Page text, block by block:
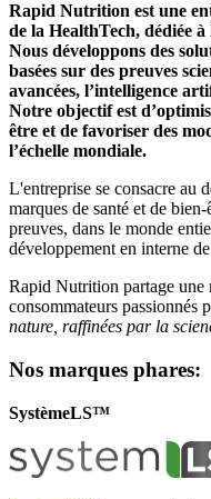
Rapid Nutrition est une
de la HealthTech, dédiée
Nous développons des
basées sur des preuves
avancées, l’intelligence
Notre objectif est
être et de favoriser des
l’échelle mondiale.
L'entreprise se consacre au
marques de santé et de
preuves, dans le monde
développement en interne
Rapid Nutrition partage une
consommateurs passionnés
nature, raffinées par la
Nos marques phares:
SystèmeLS™